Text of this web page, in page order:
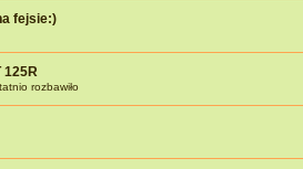
fejsie:)
125R
rozbawiło